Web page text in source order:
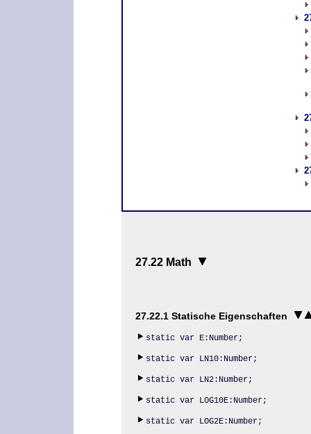
27.22 Math
27.22.1 Statische Eigenschaften
static var E:Number;
static var LN10:Number;
static var LN2:Number;
static var LOG10E:Number;
static var LOG2E:Number;